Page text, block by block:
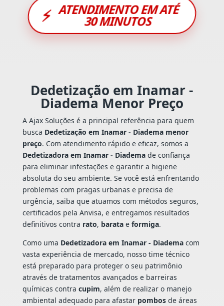
⚡ ATENDIMENTO EM ATÉ
30 MINUTOS
Dedetização em Inamar -
Diadema Menor Preço
A Ajax Soluções é a principal referência para quem
busca Dedetização em Inamar - Diadema menor
preço. Com atendimento rápido e eficaz, somos a
Dedetizadora em Inamar - Diademade confiança
para eliminar infestações e garantir a higiene
absoluta do seu ambiente. Se você está enfrentando
problemas com pragas urbanas e precisa de
urgência, saiba que atuamos com métodos seguros,
certificados pela Anvisa, e entregamos resultados
definitivos contra rato, baratae formiga.
Como uma Dedetizadora em Inamar - Diademacom
vasta experiência de mercado, nosso time técnico
está preparado para proteger o seu patrimônio
através de tratamentos avançados e barreiras
químicas contra cupim, além de realizar o manejo
ambiental adequado para afastar pombosde áreas